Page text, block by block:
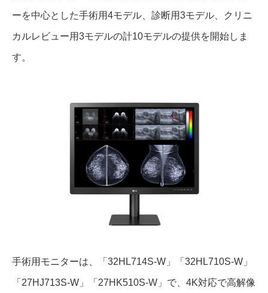
ーを中心とした手術用4モデル、診断用3モデル、クリニ
カルレビュー用3モデルの計10モデルの提供を開始しま
す。
手術用モニターは、「32HL714S-W」「32HL710S-W」
「27HJ713S-W」「27HK510S-W」で、4K対応で高解像